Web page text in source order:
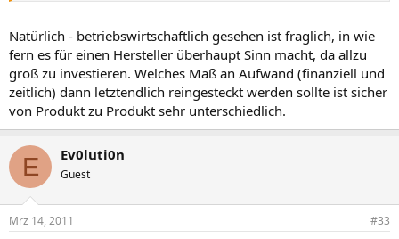
Natürlich - betriebswirtschaftlich gesehen ist fraglich, in wie
fern es für einen Hersteller überhaupt Sinn macht, da allzu
groß zu investieren. Welches Maß an Aufwand (finanziell und
zeitlich) dann letztendlich reingesteckt werden sollte ist sicher
von Produkt zu Produkt sehr unterschiedlich.
E Ev0luti0n
Guest
Mrz 14, 2011 #33